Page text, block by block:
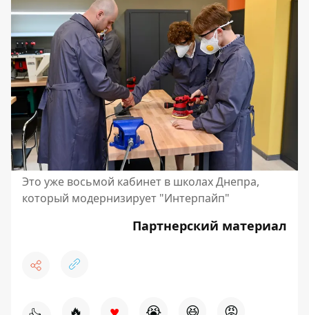
Это уже восьмой кабинет в школах Днепра,
который модернизирует "Интерпайп"
Партнерский материал
🔥 😭 😆 😡